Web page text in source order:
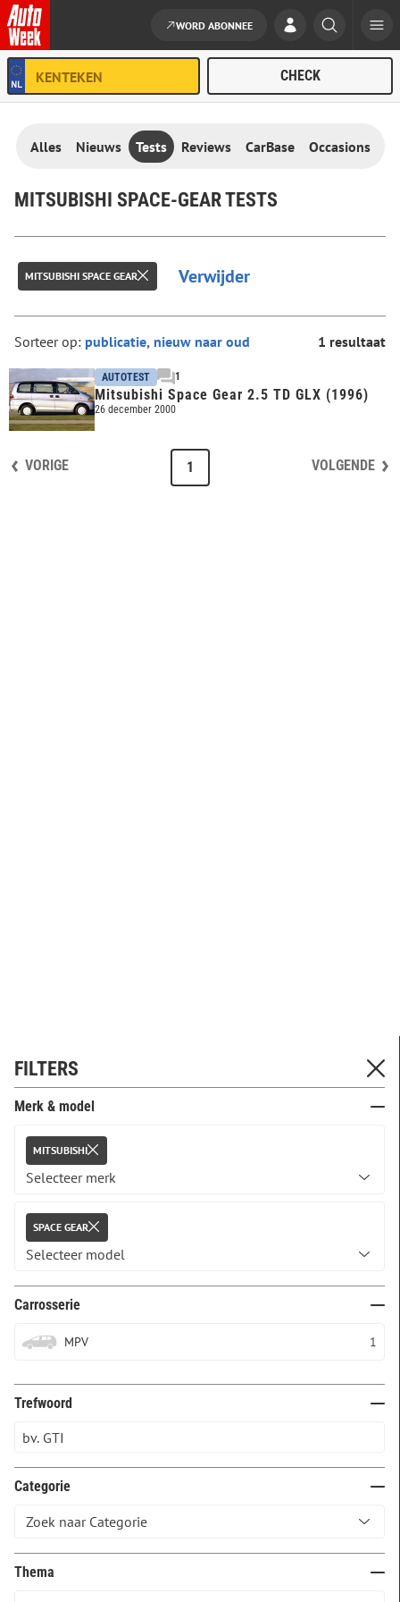
Ga naar de inhoud
WORD ABONNEE
Alles Nieuws Tests Reviews CarBase Occasions
FILTERS
Merk & model
MITSUBISHI
SPACE GEAR
Carrosserie
MPV 1
Trefwoord
Categorie
Thema
MITSUBISHI SPACE-GEAR TESTS
MITSUBISHI SPACE GEAR Verwijder
Sorteer op: 1 resultaat
AUTOTEST 1
Mitsubishi Space Gear 2.5 TD GLX (1996)
26 december 2000
VORIGE VOLGENDE
1